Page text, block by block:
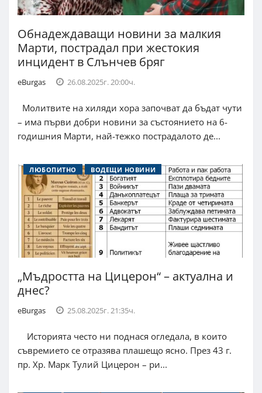
Обнадеждаващи новини за малкия
Марти, пострадал при жестокия
инцидент в Слънчев бряг
eBurgas 26.08.2025г. 20:00ч.
Молитвите на хиляди хора започват да бъдат чути
– има първи добри новини за състоянието на 6-
годишния Марти, най-тежко пострадалото де...
ЛЮБОПИТНО ВОДЕЩИ НОВИНИ
„Мъдростта на Цицерон“ – актуална и
днес?
eBurgas 25.08.2025г. 21:35ч.
Историята често ни поднася огледала, в които
съвремието се отразява плашещо ясно. През 43 г.
пр. Хр. Марк Тулий Цицерон – ри...